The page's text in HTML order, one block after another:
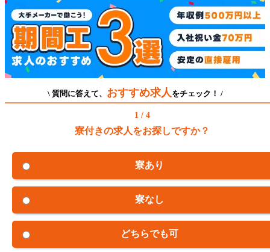
\ 質問に答えて、 おすすめ求人 をチェック！ /
1 / 4
寮付きの求人をお探しですか？
寮あり
寮なし
どちらでも可